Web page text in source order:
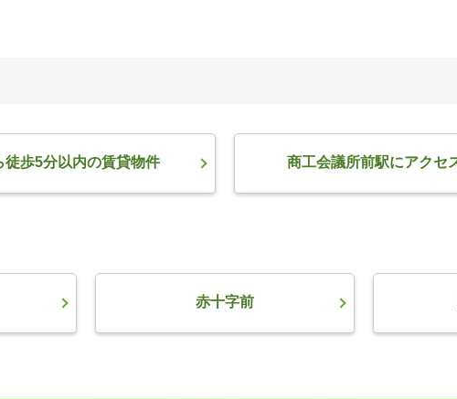
徒歩5分以内の賃貸物件 商工会議所前駅にアクセ
赤十字前